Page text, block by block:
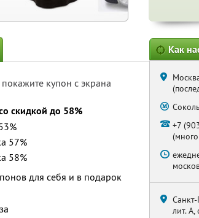
покажите купон с экрана
скидкой до 58%
57%
58%
для себя и в подарок
Как
+7
лит.